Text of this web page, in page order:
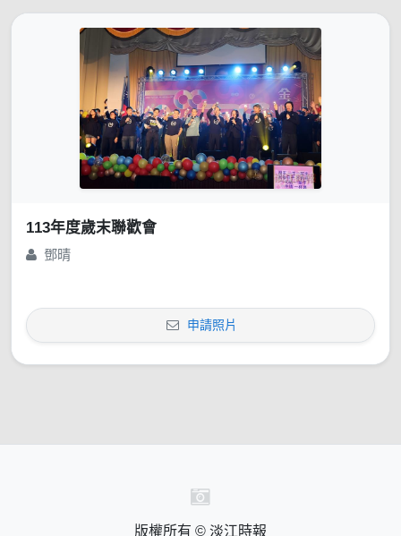
113年度歲末聯歡會
鄧晴
申請照片
版權所有 © 淡江時報